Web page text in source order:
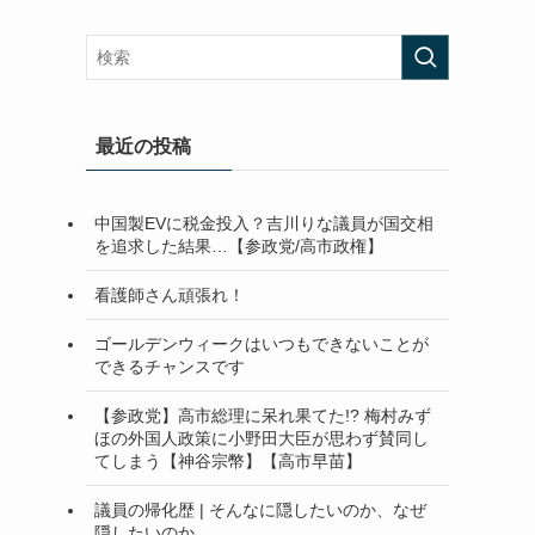
最近の投稿
中国製EVに税金投入？吉川りな議員が国交相
を追求した結果…【参政党/高市政権】
看護師さん頑張れ！
ゴールデンウィークはいつもできないことが
できるチャンスです
【参政党】高市総理に呆れ果てた!? 梅村みず
ほの外国人政策に小野田大臣が思わず賛同し
てしまう【神谷宗幣】【高市早苗】
議員の帰化歴 | そんなに隠したいのか、なぜ